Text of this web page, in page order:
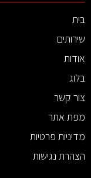
בית
שירותים
אודות
בלוג
צור קשר
מפת אתר
מדיניות פרטיות
הצהרת נגישות